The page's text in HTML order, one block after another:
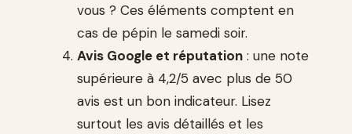
vous ? Ces éléments comptent en
cas de pépin le samedi soir.
Avis Google et réputation : une note
supérieure à 4,2/5 avec plus de 50
avis est un bon indicateur. Lisez
surtout les avis détaillés et les